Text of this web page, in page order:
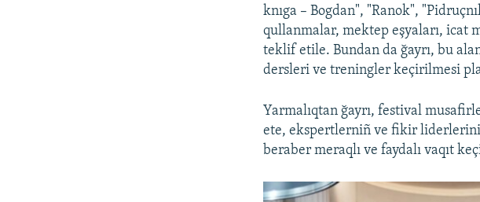
knıga – Bogdan", "Ranok",
qullanmalar, mektep eşyaları, icat
teklif etile. Bundan da ğayrı, bu
dersleri ve treningler keçirilmesi
Yarmalıqtan ğayrı, festival
ete, ekspertlerniñ ve fikir
beraber meraqlı ve faydalı vaqıt